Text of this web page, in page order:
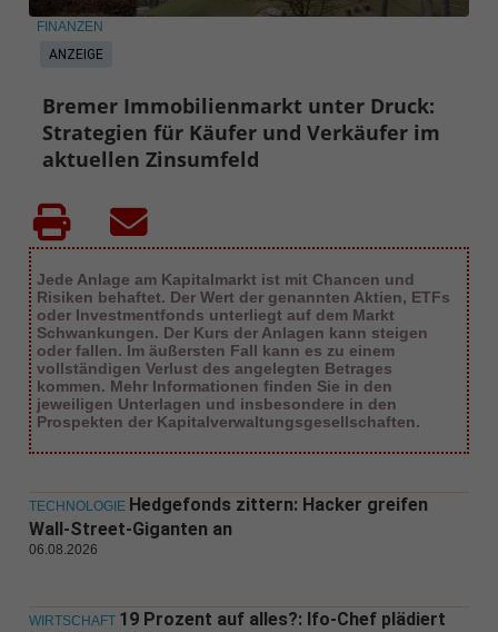
ANZEIGE
FINANZEN
Bremer Immobilienmarkt unter Druck:
Strategien für Käufer und Verkäufer im
aktuellen Zinsumfeld
Jede Anlage am Kapitalmarkt ist mit Chancen und
Risiken behaftet. Der Wert der genannten Aktien, ETFs
oder Investmentfonds unterliegt auf dem Markt
Schwankungen. Der Kurs der Anlagen kann steigen
oder fallen. Im äußersten Fall kann es zu einem
vollständigen Verlust des angelegten Betrages
kommen. Mehr Informationen finden Sie in den
jeweiligen Unterlagen und insbesondere in den
Prospekten der Kapitalverwaltungsgesellschaften.
TECHNOLOGIE Hedgefonds zittern: Hacker greifen
Wall-Street-Giganten an
06.08.2026
WIRTSCHAFT 19 Prozent auf alles?: Ifo-Chef plädiert